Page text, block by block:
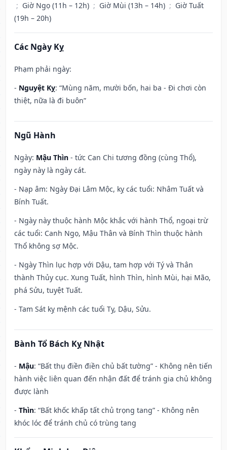
; Giờ Ngọ (11h – 12h) ; Giờ Mùi (13h – 14h) ; Giờ Tuất
(19h – 20h)
Các Ngày Kỵ
Phạm phải ngày:
- Nguyệt Kỵ: “Mùng năm, mười bốn, hai ba - Đi chơi còn
thiệt, nữa là đi buôn”
Ngũ Hành
Ngày: Mậu Thìn - tức Can Chi tương đồng (cùng Thổ),
ngày này là ngày cát.
- Nạp âm: Ngày Đại Lâm Mộc, kỵ các tuổi: Nhâm Tuất và
Bính Tuất.
- Ngày này thuộc hành Mộc khắc với hành Thổ, ngoại trừ
các tuổi: Canh Ngọ, Mậu Thân và Bính Thìn thuộc hành
Thổ không sợ Mộc.
- Ngày Thìn lục hợp với Dậu, tam hợp với Tý và Thân
thành Thủy cục. Xung Tuất, hình Thìn, hình Mùi, hại Mão,
phá Sửu, tuyệt Tuất.
- Tam Sát kỵ mệnh các tuổi Tỵ, Dậu, Sửu.
Bành Tổ Bách Kỵ Nhật
- Mậu: “Bất thụ điền điền chủ bất tường” - Không nên tiến
hành việc liên quan đến nhận đất để tránh gia chủ không
được lành
- Thìn: “Bất khốc khấp tất chủ trọng tang” - Không nên
khóc lóc để tránh chủ có trùng tang